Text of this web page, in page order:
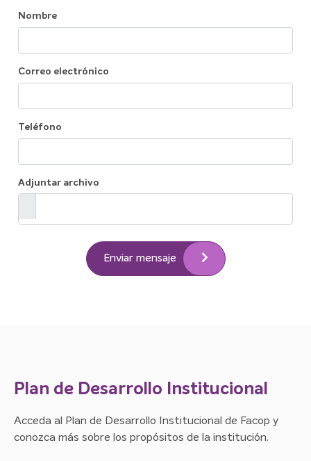
Nombre
Correo electrónico
Teléfono
Adjuntar archivo
Enviar mensaje
Plan de Desarrollo Institucional
Acceda al Plan de Desarrollo Institucional de Facop y
conozca más sobre los propósitos de la institución.